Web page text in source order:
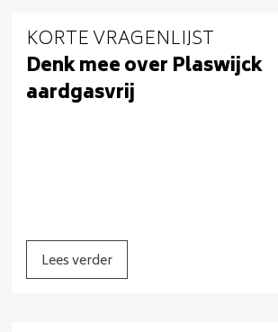
KORTE VRAGENLIJST
Denk mee over Plaswijck
aardgasvrij
Lees verder